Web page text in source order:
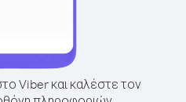
Viber και καλέστε τον